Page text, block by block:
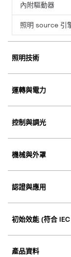
內附驅動器
照明 source 引
照明技術
運轉與電力
控制與調光
機械與外罩
認證與應用
初始效能 (符合
產品資料